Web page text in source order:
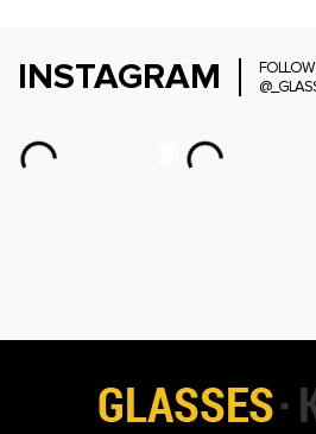
INSTAGRAM
FOLLOW